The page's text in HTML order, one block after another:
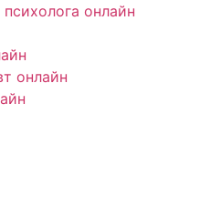
онлайн
онлайн